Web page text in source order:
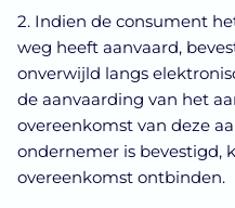
2. Indien de consument
weg heeft aanvaard,
onverwijld langs
de aanvaarding van het
overeenkomst van deze
ondernemer is bevestigd,
overeenkomst ontbinden.